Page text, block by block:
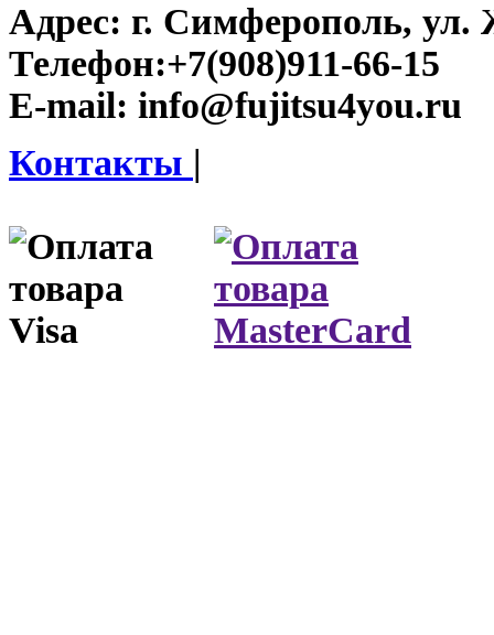
Адрес: г. Симферополь, ул.
Телефон:+7(908)911-66-15
E-mail: info@fujitsu4you.ru
Контакты |